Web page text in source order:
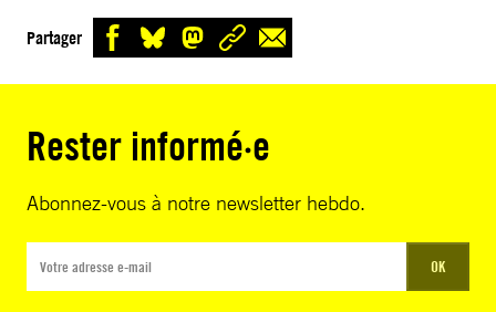
Partager
Rester informé·e
Abonnez-vous à notre newsletter hebdo.
OK